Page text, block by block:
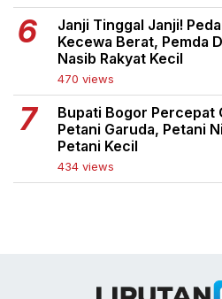
Janji Tinggal Janji!
Kecewa Berat, Pemda
Nasib Rakyat Kecil
470 views
Bupati Bogor Percepat
Petani Garuda, Petani
Petani Kecil
434 views